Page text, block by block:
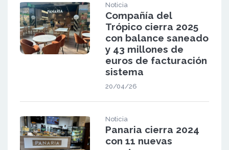
Noticia
Compañía del
Trópico cierra 2025
con balance saneado
y 43 millones de
euros de facturación
sistema
20/04/26
Noticia
Panaria cierra 2024
con 11 nuevas